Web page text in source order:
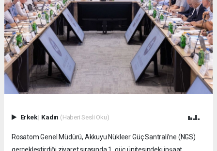
Erkek| Kadın (Haberi Sesli Oku)
Rosatom Genel Müdürü, Akkuyu Nükleer Güç Santrali’ne (NGS)